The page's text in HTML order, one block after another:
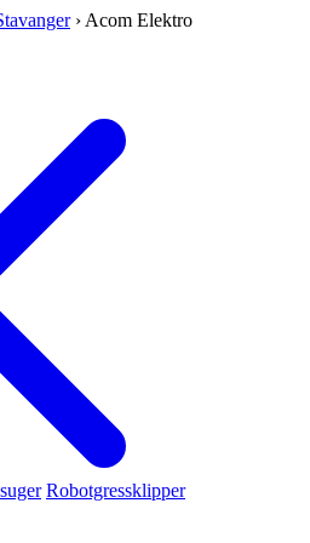
Robotgressklipper
› Acom Elektro